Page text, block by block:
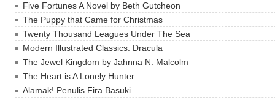
Five Fortunes A Novel by Beth Gutcheon
The Puppy that Came for Christmas
Twenty Thousand Leagues Under The Sea
Modern Illustrated Classics: Dracula
The Jewel Kingdom by Jahnna N. Malcolm
The Heart is A Lonely Hunter
Alamak! Penulis Fira Basuki